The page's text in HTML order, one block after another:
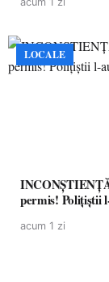
LOCALE
permis! Polițiștii
acum 1 zi